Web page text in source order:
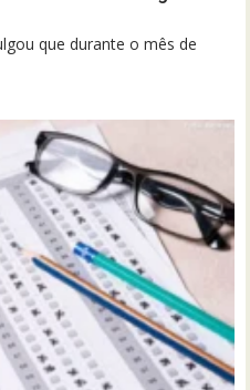
que durante o mês de